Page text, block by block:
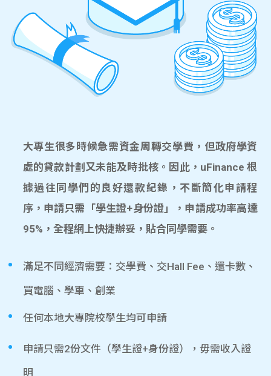
大專生很多時候急需資金周轉交學費，但政府學資
處的貸款計劃又未能及時批核。因此，uFinance 根
據過往同學們的良好還款紀錄，不斷簡化申請程
序，申請只需「學生證+身份證」，申請成功率高達
95%，全程網上快捷辦妥，貼合同學需要。
滿足不同經濟需要：交學費、交Hall Fee、還卡數、
買電腦、學車、創業
任何本地大專院校學生均可申請
申請只需2份文件（學生證+身份證），毋需收入證
明